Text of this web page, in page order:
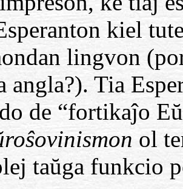
kiel
lingvon
angla?). Tia
de “fortikaĵo
ol
taŭga funkcio